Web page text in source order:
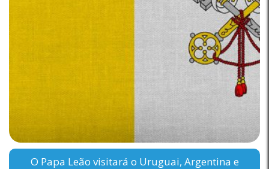
O Papa Leão visitará o Uruguai, Argentina e